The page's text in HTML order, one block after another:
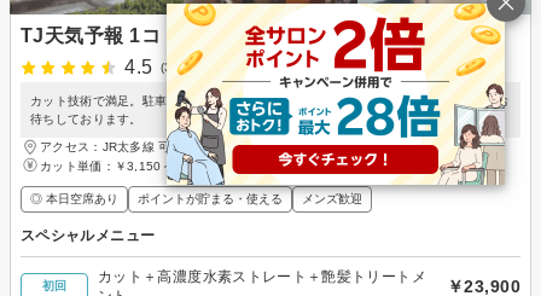
TJ天気予報 1コ 可児店
4.5
(3件)
カット技術で満足。駐車場完備で快適、子連れもOK。幅広い客層対応可。ご来店をお
待ちしております。
アクセス：JR太多線 可児駅 徒歩20分
カット単価： ￥3,150～
◎ 本日空席あり ポイントが貯まる・使える メンズ歓迎
スペシャルメニュー
初回
カット＋高濃度水素ストレート＋艶髪トリートメ
￥23,900